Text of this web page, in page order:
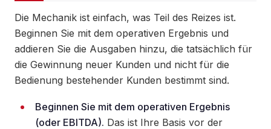
Die Mechanik ist einfach, was Teil des Reizes ist.
Beginnen Sie mit dem operativen Ergebnis und
addieren Sie die Ausgaben hinzu, die tatsächlich für
die Gewinnung neuer Kunden und nicht für die
Bedienung bestehender Kunden bestimmt sind.
Beginnen Sie mit dem operativen Ergebnis
(oder EBITDA). Das ist Ihre Basis vor der